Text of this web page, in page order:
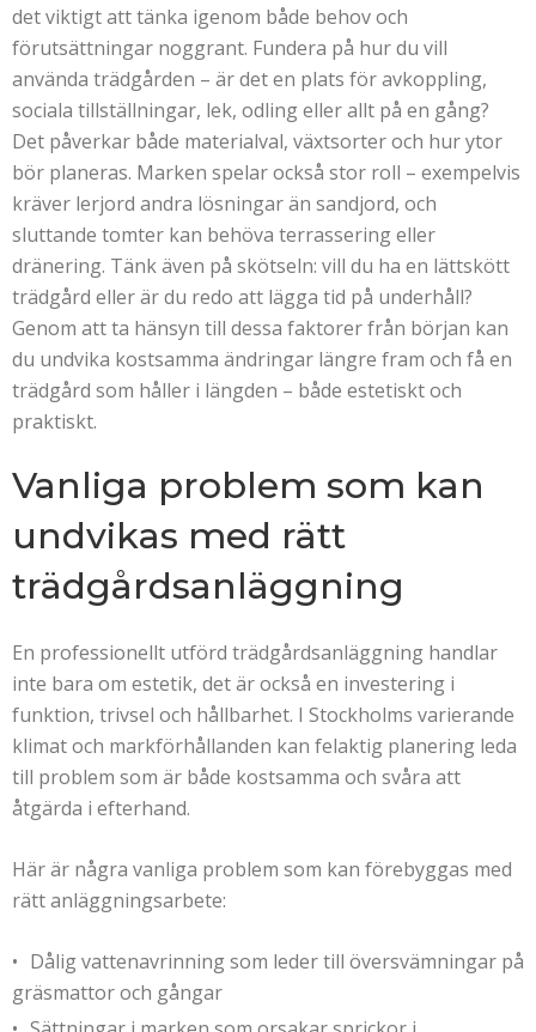
det viktigt att tänka igenom både behov och
förutsättningar noggrant. Fundera på hur du vill
använda trädgården – är det en plats för avkoppling,
sociala tillställningar, lek, odling eller allt på en gång?
Det påverkar både materialval, växtsorter och hur ytor
bör planeras. Marken spelar också stor roll – exempelvis
kräver lerjord andra lösningar än sandjord, och
sluttande tomter kan behöva terrassering eller
dränering. Tänk även på skötseln: vill du ha en lättskött
trädgård eller är du redo att lägga tid på underhåll?
Genom att ta hänsyn till dessa faktorer från början kan
du undvika kostsamma ändringar längre fram och få en
trädgård som håller i längden – både estetiskt och
praktiskt.
Vanliga problem som kan
undvikas med rätt
trädgårdsanläggning
En professionellt utförd trädgårdsanläggning handlar
inte bara om estetik, det är också en investering i
funktion, trivsel och hållbarhet. I Stockholms varierande
klimat och markförhållanden kan felaktig planering leda
till problem som är både kostsamma och svåra att
åtgärda i efterhand.
Här är några vanliga problem som kan förebyggas med
rätt anläggningsarbete:
Dålig vattenavrinning som leder till översvämningar på
gräsmattor och gångar